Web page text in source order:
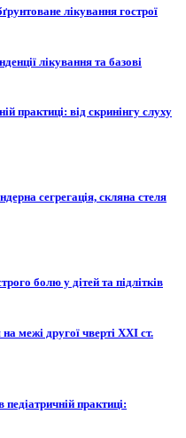
лікування гострої
лікування та базові
практиці: від скринінгу слуху
сегрегація, скляна стеля
болю у дітей та підлітків
межі другої чверті XXI ст.
практиці: